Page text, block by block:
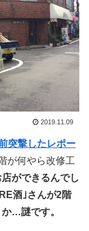
2019.11.09
突撃したレポー
が何やら改修工
ができるんでし
酒｣さんが2階
…謎です。